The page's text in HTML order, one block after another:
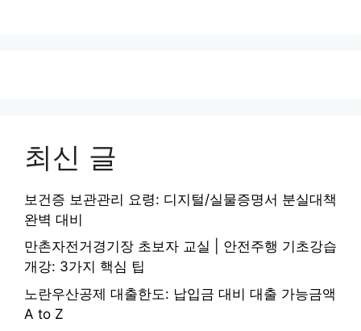
최신 글
보건증 보관관리 요령: 디지털/실물증명서 분실대책
완벽 대비
만촌자전거경기장 초보자 교실 | 안전주행 기초강습
개강: 3가지 핵심 팁
노란우산공제 대출한도: 납입금 대비 대출 가능금액
A to Z